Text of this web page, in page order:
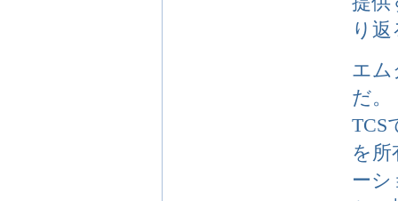
り
エム
だ。
TCS
を所
ー